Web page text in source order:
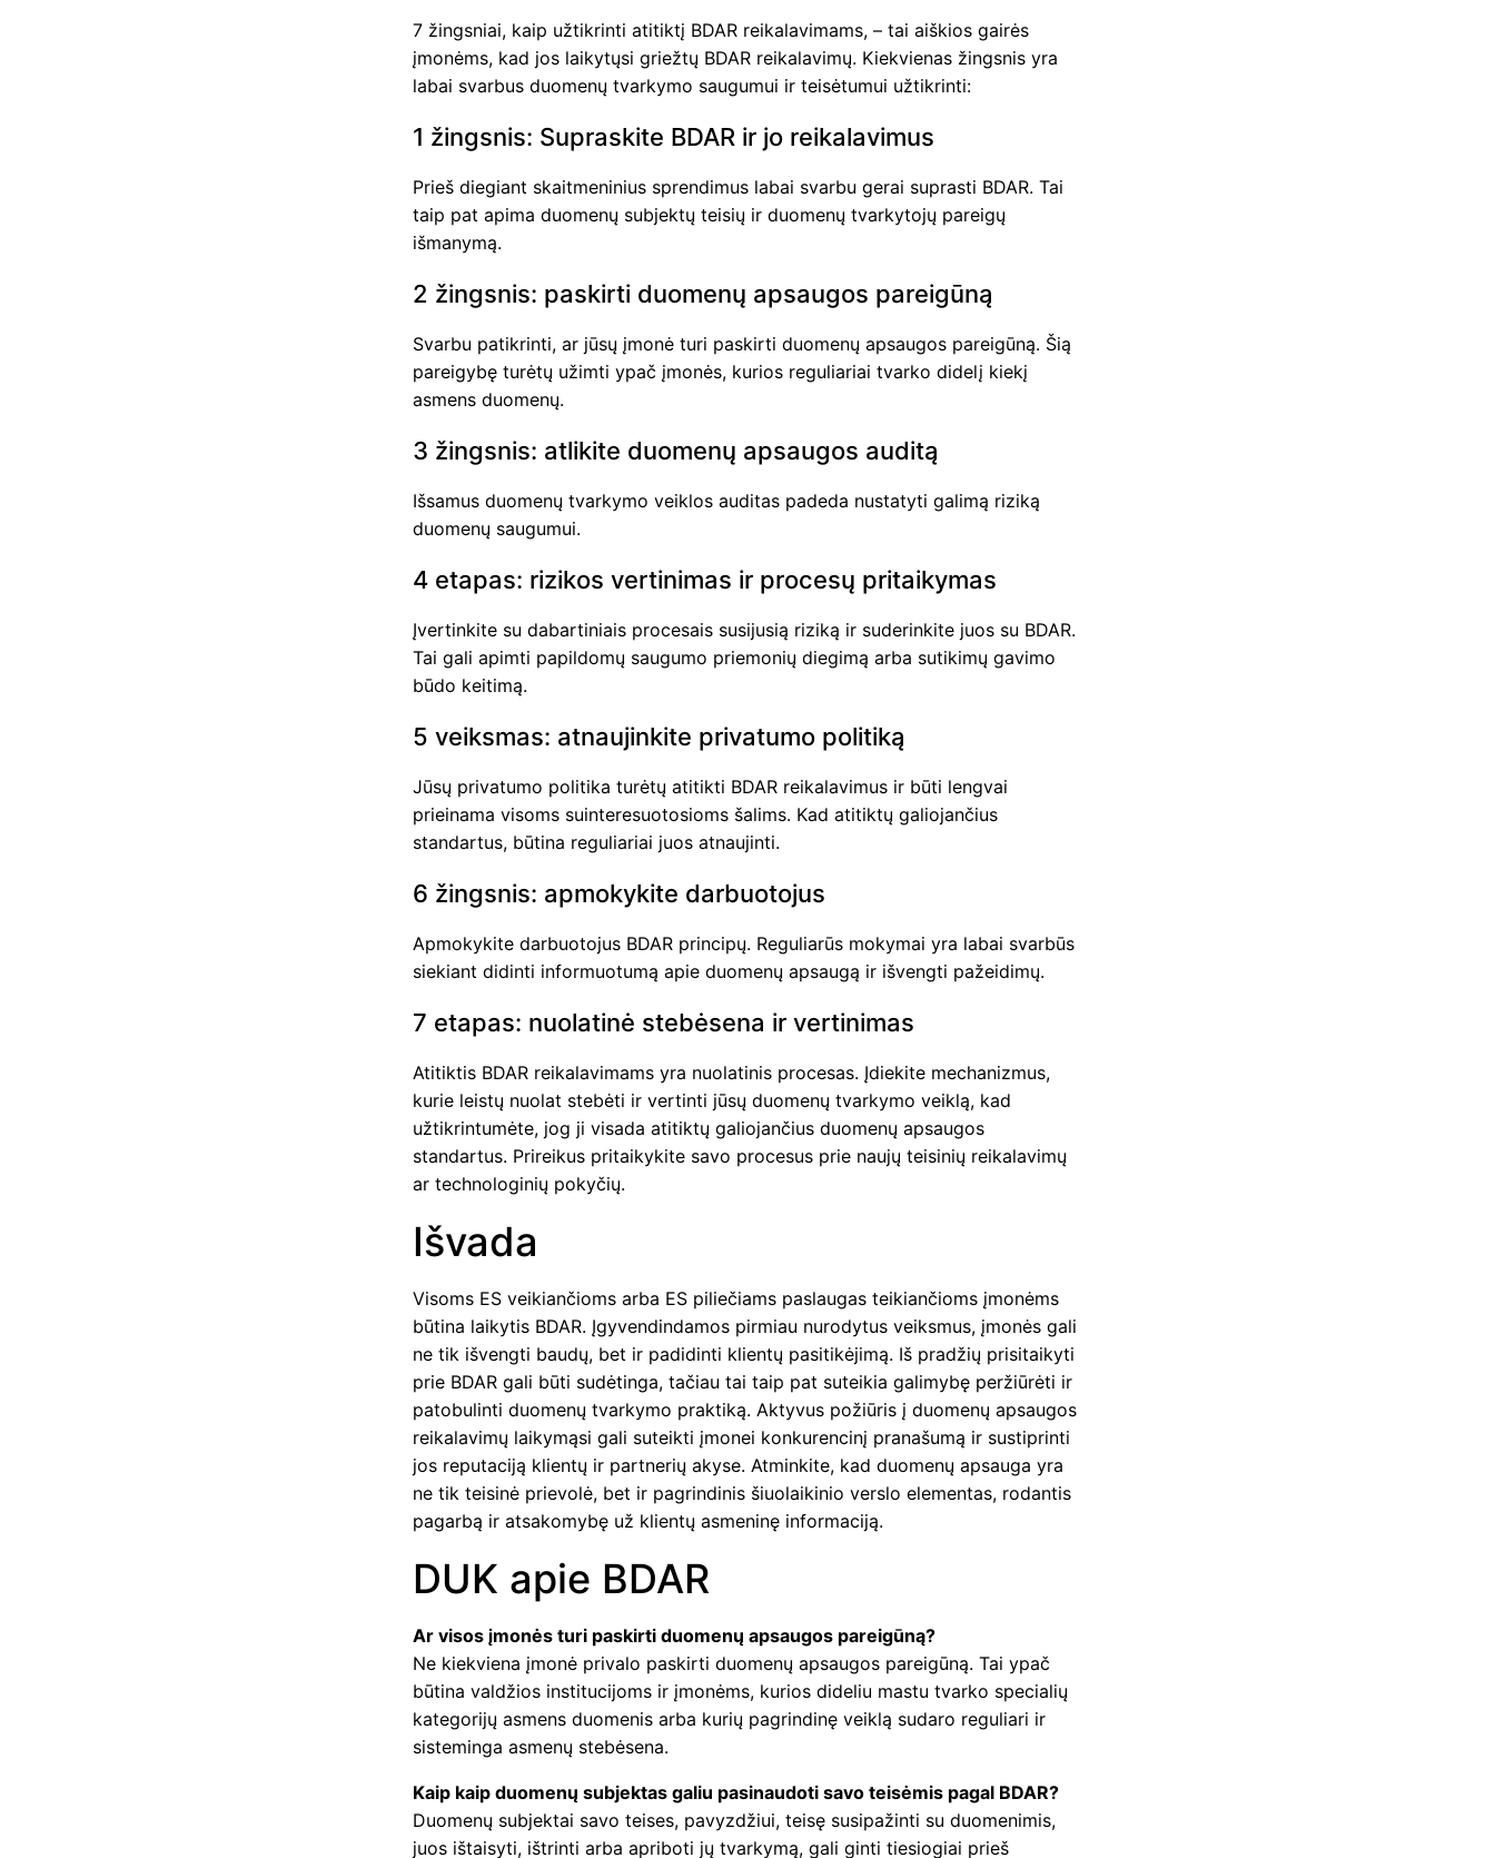
7 žingsniai, kaip užtikrinti atitiktį BDAR reikalavimams, – tai aiškios gairės
įmonėms, kad jos laikytųsi griežtų BDAR reikalavimų. Kiekvienas žingsnis yra
labai svarbus duomenų tvarkymo saugumui ir teisėtumui užtikrinti:
1 žingsnis: Supraskite BDAR ir jo reikalavimus
Prieš diegiant skaitmeninius sprendimus labai svarbu gerai suprasti BDAR. Tai
taip pat apima duomenų subjektų teisių ir duomenų tvarkytojų pareigų
išmanymą.
2 žingsnis: paskirti duomenų apsaugos pareigūną
Svarbu patikrinti, ar jūsų įmonė turi paskirti duomenų apsaugos pareigūną. Šią
pareigybę turėtų užimti ypač įmonės, kurios reguliariai tvarko didelį kiekį
asmens duomenų.
3 žingsnis: atlikite duomenų apsaugos auditą
Išsamus duomenų tvarkymo veiklos auditas padeda nustatyti galimą riziką
duomenų saugumui.
4 etapas: rizikos vertinimas ir procesų pritaikymas
Įvertinkite su dabartiniais procesais susijusią riziką ir suderinkite juos su BDAR.
Tai gali apimti papildomų saugumo priemonių diegimą arba sutikimų gavimo
būdo keitimą.
5 veiksmas: atnaujinkite privatumo politiką
Jūsų privatumo politika turėtų atitikti BDAR reikalavimus ir būti lengvai
prieinama visoms suinteresuotosioms šalims. Kad atitiktų galiojančius
standartus, būtina reguliariai juos atnaujinti.
6 žingsnis: apmokykite darbuotojus
Apmokykite darbuotojus BDAR principų. Reguliarūs mokymai yra labai svarbūs
siekiant didinti informuotumą apie duomenų apsaugą ir išvengti pažeidimų.
7 etapas: nuolatinė stebėsena ir vertinimas
Atitiktis BDAR reikalavimams yra nuolatinis procesas. Įdiekite mechanizmus,
kurie leistų nuolat stebėti ir vertinti jūsų duomenų tvarkymo veiklą, kad
užtikrintumėte, jog ji visada atitiktų galiojančius duomenų apsaugos
standartus. Prireikus pritaikykite savo procesus prie naujų teisinių reikalavimų
ar technologinių pokyčių.
Išvada
Visoms ES veikiančioms arba ES piliečiams paslaugas teikiančioms įmonėms
būtina laikytis BDAR. Įgyvendindamos pirmiau nurodytus veiksmus, įmonės gali
ne tik išvengti baudų, bet ir padidinti klientų pasitikėjimą. Iš pradžių prisitaikyti
prie BDAR gali būti sudėtinga, tačiau tai taip pat suteikia galimybę peržiūrėti ir
patobulinti duomenų tvarkymo praktiką. Aktyvus požiūris į duomenų apsaugos
reikalavimų laikymąsi gali suteikti įmonei konkurencinį pranašumą ir sustiprinti
jos reputaciją klientų ir partnerių akyse. Atminkite, kad duomenų apsauga yra
ne tik teisinė prievolė, bet ir pagrindinis šiuolaikinio verslo elementas, rodantis
pagarbą ir atsakomybę už klientų asmeninę informaciją.
DUK apie BDAR
Ar visos įmonės turi paskirti duomenų apsaugos pareigūną?
Ne kiekviena įmonė privalo paskirti duomenų apsaugos pareigūną. Tai ypač
būtina valdžios institucijoms ir įmonėms, kurios dideliu mastu tvarko specialių
kategorijų asmens duomenis arba kurių pagrindinę veiklą sudaro reguliari ir
sisteminga asmenų stebėsena.
Kaip kaip duomenų subjektas galiu pasinaudoti savo teisėmis pagal BDAR?
Duomenų subjektai savo teises, pavyzdžiui, teisę susipažinti su duomenimis,
juos ištaisyti, ištrinti arba apriboti jų tvarkymą, gali ginti tiesiogiai prieš